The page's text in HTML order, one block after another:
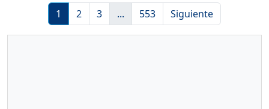
1 2 3 ... 553 Siguiente